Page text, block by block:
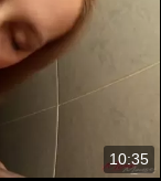
10:35